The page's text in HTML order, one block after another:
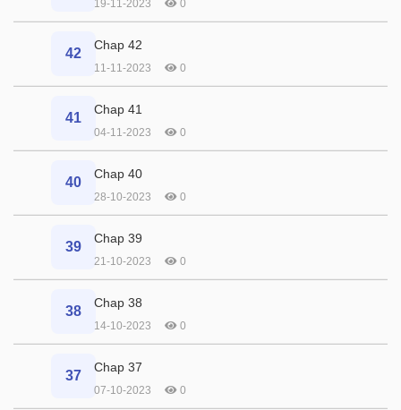
19-11-2023 0
42
Chap 42
11-11-2023 0
41
Chap 41
04-11-2023 0
40
Chap 40
28-10-2023 0
39
Chap 39
21-10-2023 0
38
Chap 38
14-10-2023 0
37
Chap 37
07-10-2023 0